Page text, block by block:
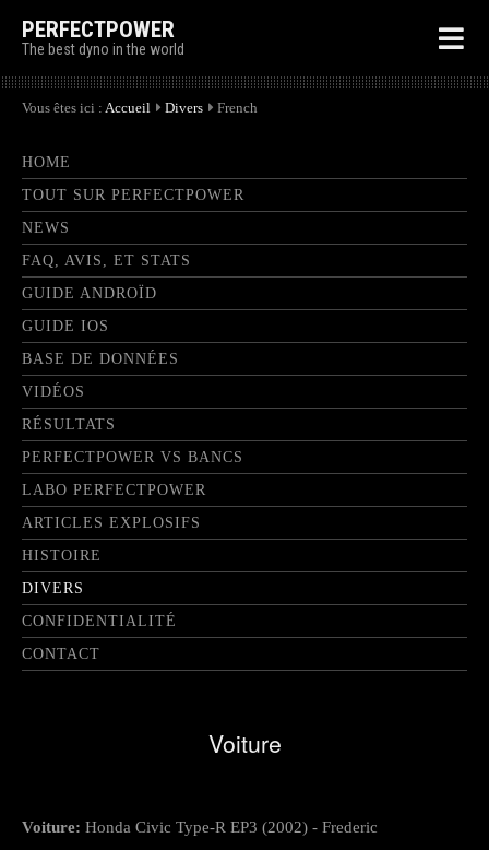
PERFECTPOWER
The best dyno in the world
Vous êtes ici : Accueil Divers French
HOME
TOUT SUR PERFECTPOWER
NEWS
FAQ, AVIS, ET STATS
GUIDE ANDROÏD
GUIDE IOS
BASE DE DONNÉES
VIDÉOS
RÉSULTATS
PERFECTPOWER VS BANCS
LABO PERFECTPOWER
ARTICLES EXPLOSIFS
HISTOIRE
DIVERS
CONFIDENTIALITÉ
CONTACT
Voiture
Voiture: Honda Civic Type-R EP3 (2002) - Frederic